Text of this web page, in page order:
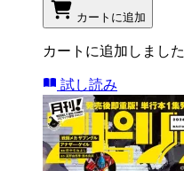
カートに追加
カートに追加しました
試し読み